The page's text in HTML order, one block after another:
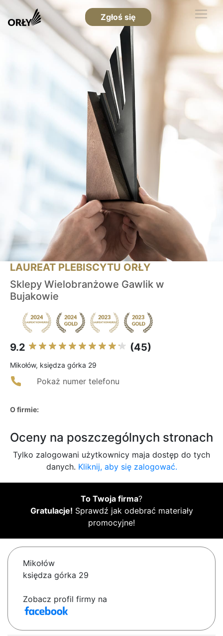
Zgłoś się
LAUREAT PLEBISCYTU ORŁY
Sklepy Wielobranżowe Gawlik w
Bujakowie
9.2 (45)
Mikołów, księdza górka 29
Pokaż numer telefonu
O firmie:
Oceny na poszczególnych stronach
Tylko zalogowani użytkownicy maja dostęp do tych
danych. Kliknij, aby się zalogować.
To Twoja firma?
Gratulacje! Sprawdź jak odebrać materiały
promocyjne!
Mikołów
księdza górka 29
Zobacz profil firmy na